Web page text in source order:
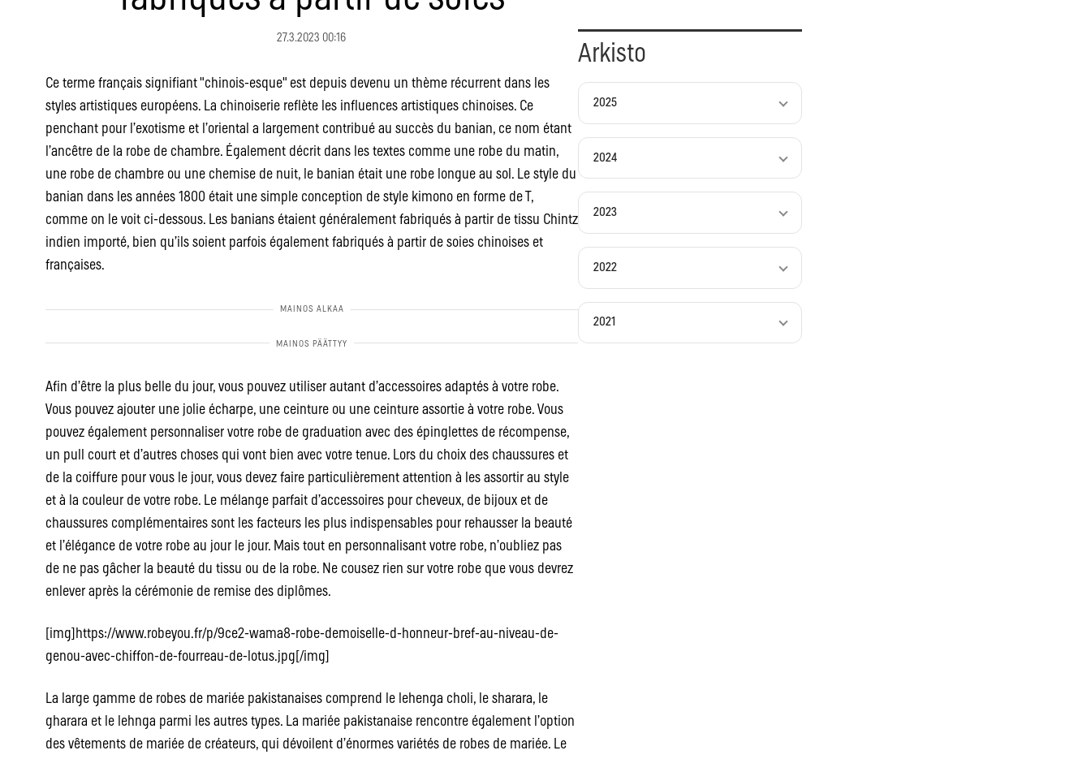
27.3.2023 00:16
Ce terme français signifiant "chinois-esque" est depuis devenu un thème récurrent dans les
styles artistiques européens. La chinoiserie reflète les influences artistiques chinoises. Ce
penchant pour l’exotisme et l’oriental a largement contribué au succès du banian, ce nom étant
l’ancêtre de la robe de chambre. Également décrit dans les textes comme une robe du matin,
une robe de chambre ou une chemise de nuit, le banian était une robe longue au sol. Le style du
banian dans les années 1800 était une simple conception de style kimono en forme de T,
comme on le voit ci-dessous. Les banians étaient généralement fabriqués à partir de tissu Chintz
indien importé, bien qu’ils soient parfois également fabriqués à partir de soies chinoises et
françaises.
Afin d’être la plus belle du jour, vous pouvez utiliser autant d’accessoires adaptés à votre robe.
Vous pouvez ajouter une jolie écharpe, une ceinture ou une ceinture assortie à votre robe. Vous
pouvez également personnaliser votre robe de graduation avec des épinglettes de récompense,
un pull court et d’autres choses qui vont bien avec votre tenue. Lors du choix des chaussures et
de la coiffure pour vous le jour, vous devez faire particulièrement attention à les assortir au style
et à la couleur de votre robe. Le mélange parfait d’accessoires pour cheveux, de bijoux et de
chaussures complémentaires sont les facteurs les plus indispensables pour rehausser la beauté
et l’élégance de votre robe au jour le jour. Mais tout en personnalisant votre robe, n’oubliez pas
de ne pas gâcher la beauté du tissu ou de la robe. Ne cousez rien sur votre robe que vous devrez
enlever après la cérémonie de remise des diplômes.
[img]https://www.robeyou.fr/p/9ce2-wama8-robe-demoiselle-d-honneur-bref-au-niveau-de-
genou-avec-chiffon-de-fourreau-de-lotus.jpg[/img]
La large gamme de robes de mariée pakistanaises comprend le lehenga choli, le sharara, le
gharara et le lehnga parmi les autres types. La mariée pakistanaise rencontre également l’option
des vêtements de mariée de créateurs, qui dévoilent d’énormes variétés de robes de mariée. Le
Arkisto
2025
2024
2023
2022
2021